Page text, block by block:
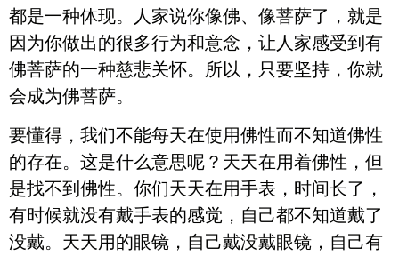
都是一种体现。人家说你像佛、像菩萨了，就是
因为你做出的很多行为和意念，让人家感受到有
佛菩萨的一种慈悲关怀。所以，只要坚持，你就
会成为佛菩萨。
要懂得，我们不能每天在使用佛性而不知道佛性
的存在。这是什么意思呢？天天在用着佛性，但
是找不到佛性。你们天天在用手表，时间长了，
有时候就没有戴手表的感觉，自己都不知道戴了
没戴。天天用的眼镜，自己戴没戴眼镜，自己有